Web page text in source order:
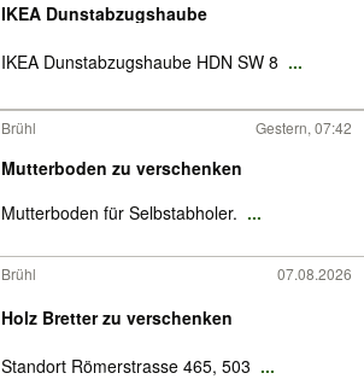
IKEA Dunstabzugshaube
IKEA Dunstabzugshaube HDN SW 8 ...
Brühl Gestern, 07:42
Mutterboden zu verschenken
Mutterboden für Selbstabholer. ...
Brühl 07.08.2026
Holz Bretter zu verschenken
Standort Römerstrasse 465, 503 ...